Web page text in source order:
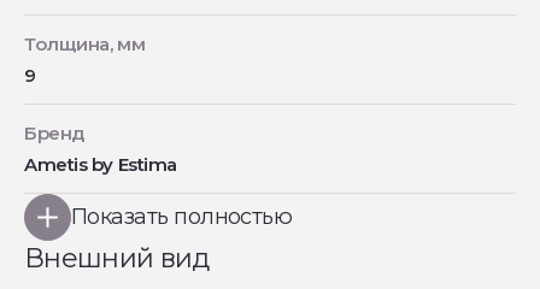
Толщина, мм
9
Бренд
Ametis by Estima
Показать полностью
Внешний вид